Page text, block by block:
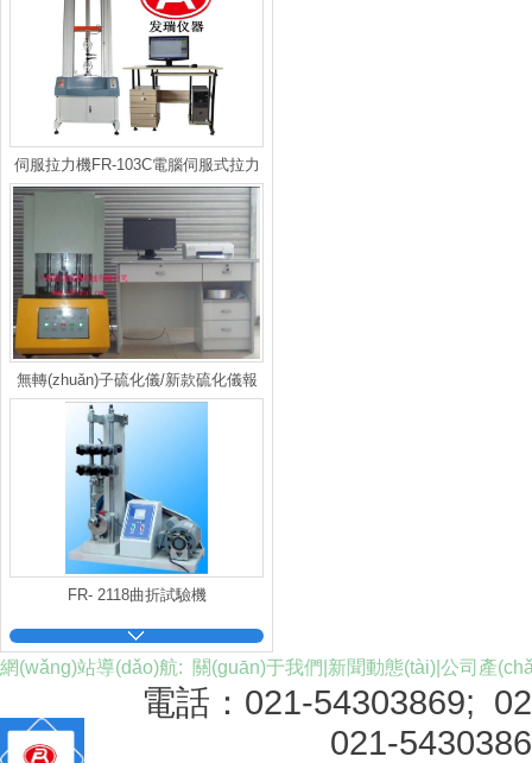
伺服拉力機FR-103C電腦伺服式拉力
試驗機(大變型）
無轉(zhuǎn)子硫化儀/新款硫化儀報
FR- 2118曲折試驗機
網(wǎng)站導(dǎo)航: 關(guān)于我們 新聞動態(tài) 公司產
電話：021-54303869;
021-